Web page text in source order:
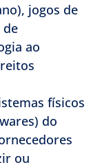
jogos de
ao
físicos
do
ou